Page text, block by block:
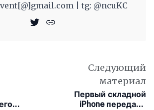
| tg: @ncuKC
Следующий
материал
Первый складной
iPhone передали